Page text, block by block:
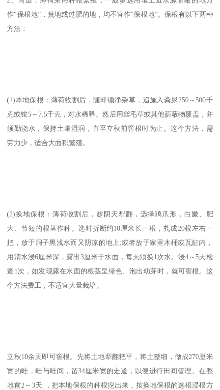
作“保根地”，荒地或过肥的地，均不宜作“保根地”。保根有以下两种
方法：
(1)本地保根：薄荷收割后，随即锄净杂草，追施入粪尿250～500千
克或铵5～7.5千克，对水稀释。然后用丝毛草或其他荫蔽物覆盖，并
须勤浇水，保持土壤湿润，直至立秋前窖根时为止。这个方法，需
劳力少，适合大面积繁殖。
(2)换地保根：薄荷收割后，趁阴天犁翻，选择鸡爪形，白嫩、肥
大、节短的根茎作种。选时折断约10厘米长一根，扎成20根左右一
把，放于洞子黑浅水而又阴凉的地上;或者放于家里木桶或瓦缸内，
用清水浸6厘米深，露出3厘米于水面，每天须换1次水。浸4～5天检
查1次，如发现露在水面的根茎呈绿色、泡出幼芽时，就可窖根。这
个方法费工，不适宜大量栽培。
立秋10余天即可窖根。先将土地犁翻耙平，将土整细，做成270厘米
宽的畦，畦与畦间，留34厘米宽的走道，以便进行田间管理。在整
地前2～3天.，把本地保根的种根挖出来，按换地保根的选根浸根方